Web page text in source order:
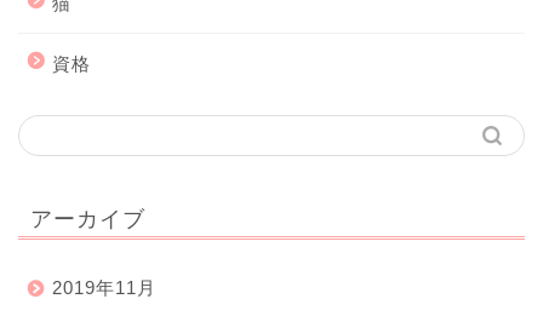
資格
アーカイブ
2019年11月